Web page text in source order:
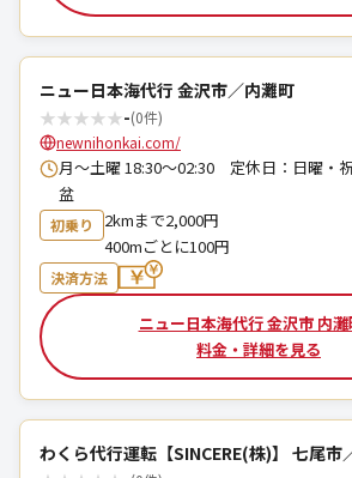
ニュー日本海代行 金沢市／内灘町
★★★★★-(0件)
newnihonkai.com/
月〜土曜 18:30〜02:30 定休日：日曜・
盆
初乗り
2kmまで2,000円
400mごとに100円
決済方法
ニュー日本海代行 金沢市 内灘
料金・詳細を見る
わくら代行運転【SINCERE(株)】 七尾市